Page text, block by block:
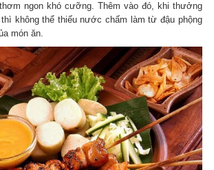
ngon khó cưỡng. Thêm vào đó, khi thưởng
không thể thiếu nước chấm làm từ đậu phộng
món ăn.